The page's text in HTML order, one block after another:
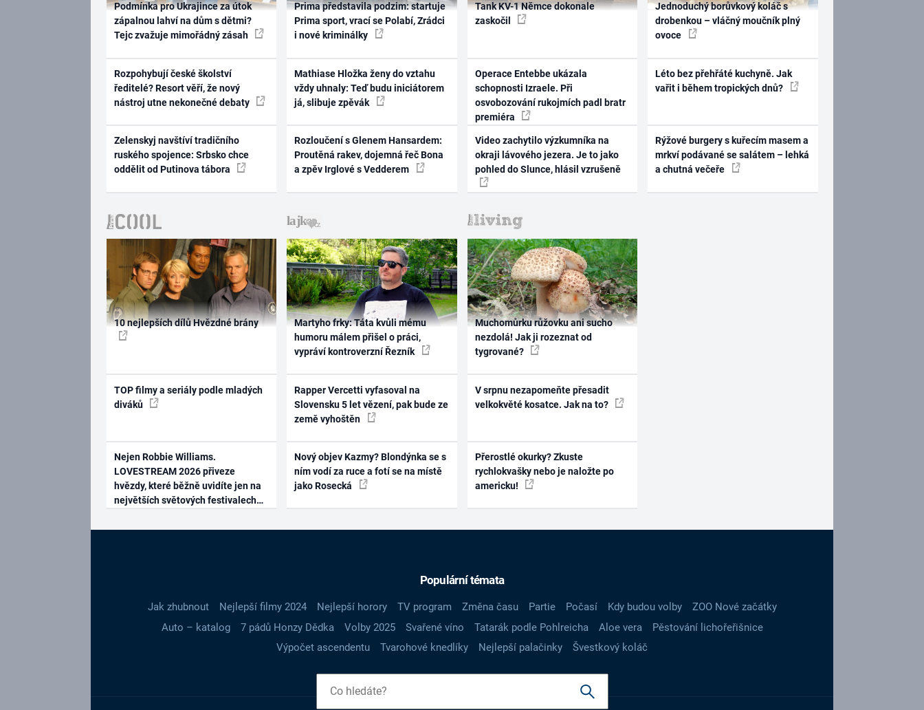
Podmínka pro Ukrajince za útok
zápalnou lahví na dům s dětmi?
Tejc zvažuje mimořádný zásah
Rozpohybují české školství
ředitelé? Resort věří, že nový
nástroj utne nekonečné debaty
Zelenskyj navštíví tradičního
ruského spojence: Srbsko chce
oddělit od Putinova tábora
Prima představila podzim: startuje
Prima sport, vrací se Polabí, Zrádci
i nové kriminálky
Mathiase Hložka ženy do vztahu
vždy uhnaly: Teď budu iniciátorem
já, slibuje zpěvák
Rozloučení s Glenem Hansardem:
Proutěná rakev, dojemná řeč Bona
a zpěv Irglové s Vedderem
Tank KV-1 Němce dokonale
zaskočil
Operace Entebbe ukázala
schopnosti Izraele. Při
osvobozování rukojmích padl bratr
premiéra
Video zachytilo výzkumníka na
okraji lávového jezera. Je to jako
pohled do Slunce, hlásil vzrušeně
Jednoduchý borůvkový koláč s
drobenkou – vláčný moučník plný
ovoce
Léto bez přehřáté kuchyně. Jak
vařit i během tropických dnů?
Rýžové burgery s kuřecím masem a
mrkví podávané se salátem – lehká
a chutná večeře
10 nejlepších dílů Hvězdné brány
TOP filmy a seriály podle mladých
diváků
Nejen Robbie Williams.
LOVESTREAM 2026 přiveze
hvězdy, které běžně uvidíte jen na
největších světových festivalech
Martyho frky: Táta kvůli mému
humoru málem přišel o práci,
vypráví kontroverzní Řezník
Rapper Vercetti vyfasoval na
Slovensku 5 let vězení, pak bude ze
země vyhoštěn
Nový objev Kazmy? Blondýnka se s
ním vodí za ruce a fotí se na místě
jako Rosecká
Muchomůrku růžovku ani sucho
nezdolá! Jak ji rozeznat od
tygrované?
V srpnu nezapomeňte přesadit
velkokvěté kosatce. Jak na to?
Přerostlé okurky? Zkuste
rychlokvašky nebo je naložte po
americku!
Populární témata
Jak zhubnout Nejlepší filmy 2024 Nejlepší horory TV program Změna času Partie Počasí Kdy budou volby
ZOO Nové začátky
Auto – katalog
7 pádů Honzy Dědka Volby 2025 Svařené víno Tatarák podle Pohlreicha Aloe vera
Pěstování lichořeřišnice
Výpočet ascendentu
Tvarohové knedlíky Nejlepší palačinky Švestkový koláč